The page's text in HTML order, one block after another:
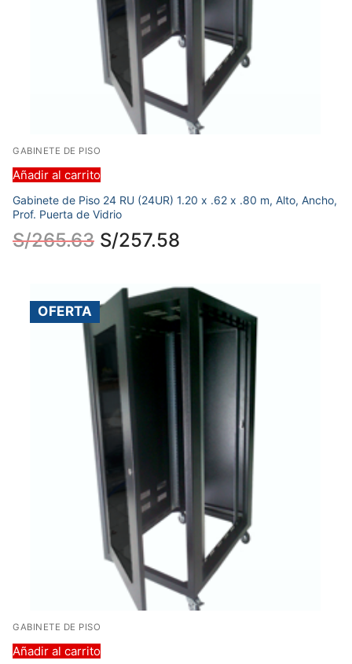
GABINETE DE PISO
Añadir al carrito
Gabinete de Piso 24 RU (24UR) 1.20 x .62 x .80 m, Alto, Ancho,
Prof. Puerta de Vidrio
S/265.63 S/257.58
OFERTA
GABINETE DE PISO
Añadir al carrito